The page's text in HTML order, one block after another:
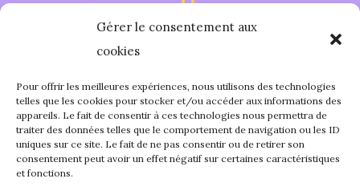
Gérer le consentement aux
cookies
Pour offrir les meilleures expériences, nous utilisons des technologies
telles que les cookies pour stocker et/ou accéder aux informations des
appareils. Le fait de consentir à ces technologies nous permettra de
traiter des données telles que le comportement de navigation ou les ID
uniques sur ce site. Le fait de ne pas consentir ou de retirer son
consentement peut avoir un effet négatif sur certaines caractéristiques
et fonctions.
quelque chose de
fantastique –
bientôt !